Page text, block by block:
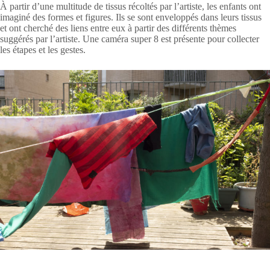
À partir d’une multitude de tissus récoltés par l’artiste, les enfants ont
imaginé des formes et figures. Ils se sont enveloppés dans leurs tissus
et ont cherché des liens entre eux à partir des différents thèmes
suggérés par l’artiste. Une caméra super 8 est présente pour collecter
les étapes et les gestes.